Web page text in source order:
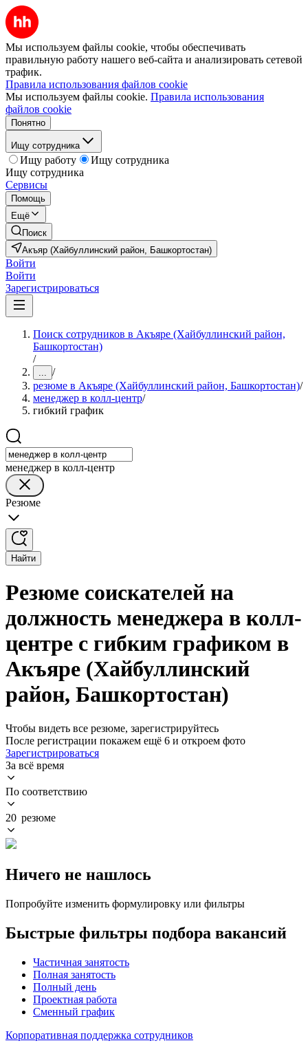
Мы используем файлы cookie, чтобы обеспечивать
правильную работу нашего веб-сайта и анализировать сетевой
трафик.
Правила использования файлов cookie
Мы используем файлы cookie. Правила использования
файлов cookie
Понятно
Ищу сотрудника
Ищу работу
Ищу сотрудника
Ищу сотрудника
Сервисы
Помощь
Ещё
Поиск
Акъяр (Хайбуллинский район, Башкортостан)
Войти
Войти
Зарегистрироваться
Поиск сотрудников в Акъяре (Хайбуллинский район,
Башкортостан)
/
... /
резюме в Акъяре (Хайбуллинский район, Башкортостан)/
менеджер в колл-центр/
гибкий график
менеджер в колл-центр
Резюме
Найти
Резюме соискателей на
должность менеджера в колл-
центре с гибким графиком в
Акъяре (Хайбуллинский
район, Башкортостан)
Чтобы видеть все резюме, зарегистрируйтесь
После регистрации покажем ещё 6 и откроем фото
Зарегистрироваться
За всё время
По соответствию
20 резюме
Ничего не нашлось
Попробуйте изменить формулировку или фильтры
Быстрые фильтры подбора вакансий
Частичная занятость
Полная занятость
Полный день
Проектная работа
Сменный график
Корпоративная поддержка сотрудников